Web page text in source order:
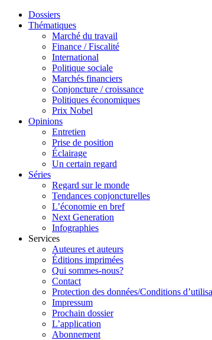
Dossiers
Thématiques
Marché du travail
Finance / Fiscalité
International
Politique sociale
Marchés financiers
Conjoncture / croissance
Politiques économiques
Prix Nobel
Opinions
Entretien
Prise de position
Éclairage
Un certain regard
Séries
Regard sur le monde
Tendances conjoncturelles
L’économie en bref
Next Generation
Infographies
Services
Auteures et auteurs
Éditions imprimées
Qui sommes-nous?
Contact
Protection des données/Conditions
Impressum
Prochain dossier
L’application
Abonnement